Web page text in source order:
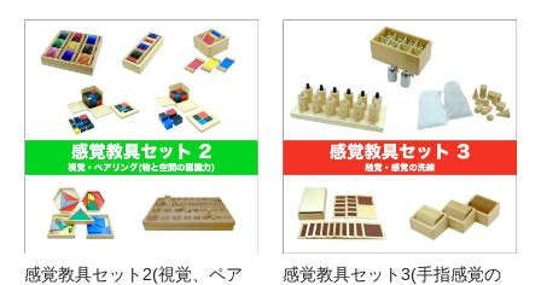
感覚教具セット2(視覚、ペア
感覚教具セット3(手指感覚の